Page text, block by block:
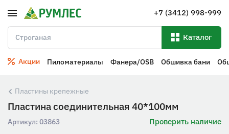
+7 (3412) 998-999
Каталог
Акции Пиломатериалы Фанера/OSB Обшивка бани
Пластины крепежные
Пластина соединительная 40*100мм
Артикул: 03863 Проверить наличие